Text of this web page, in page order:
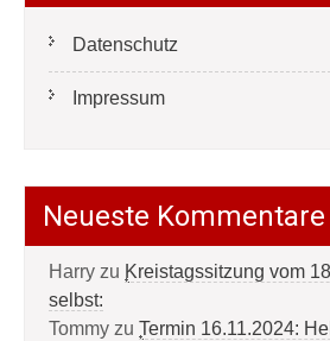
Datenschutz
Impressum
Neueste Kommentare
Harry zu Kreistagssitzung vom
selbst:
Tommy zu Termin 16.11.2024: